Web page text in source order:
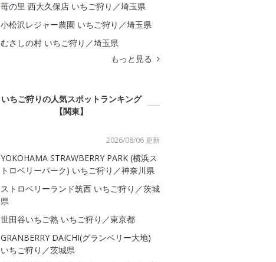
苺の里 西大久保店 いちご狩り／埼玉県
小松沢レジャー農園 いちご狩り／埼玉県
むさしの村 いちご狩り／埼玉県
もっと見る
いちご狩りの人気スポットランキング
【関東】
2026/08/06 更新
YOKOHAMA STRAWBERRY PARK (横浜ス
トロベリーパーク) いちご狩り／神奈川県
ストロベリーランド筑西 いちご狩り／茨城
県
世田谷いちご熟 いちご狩り／東京都
GRANBERRY DAICHI(グランベリー大地)
いちご狩り／茨城県